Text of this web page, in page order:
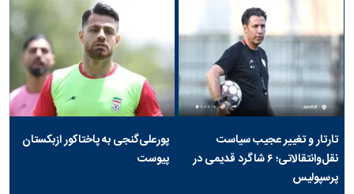
تارتار و تغییر عجیب سیاست
نقل‌وانتقالاتی؛ ۶ شاگرد قدیمی در
پرسپولیس
پورعلی‌گنجی به پاختاکور ازبکستان
پیوست